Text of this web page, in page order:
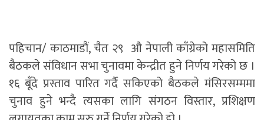
पहिचान/ काठमाडौं, चैत २९ औ नेपाली काँग्रेको महासमिति
बैठकले संविधान सभा चुनावमा केन्द्रीत हुने निर्णय गरेको छ ।
१६ बूँदे प्रस्ताव पारित गर्दै सकिएको बैठकले मंसिरसम्ममा
चुनाव हुने भन्दै त्यसका लागि संगठन विस्तार, प्रशिक्षण